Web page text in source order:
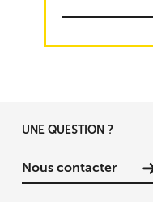
UNE QUESTION ?
Nous contacter